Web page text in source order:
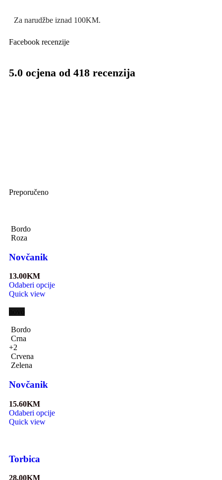
Za narudžbe iznad 100KM.
Facebook recenzije
5.0 ocjena od 418 recenzija
Preporučeno
Bordo
Roza
Novčanik
13.00KM
Odaberi opcije
Quick view
Bordo
Crna
+2
Crvena
Zelena
Novčanik
15.60KM
Odaberi opcije
Quick view
Torbica
28.00KM